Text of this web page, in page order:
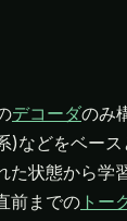
デコーダのみ
)などをベー
状態から学
前までの トー